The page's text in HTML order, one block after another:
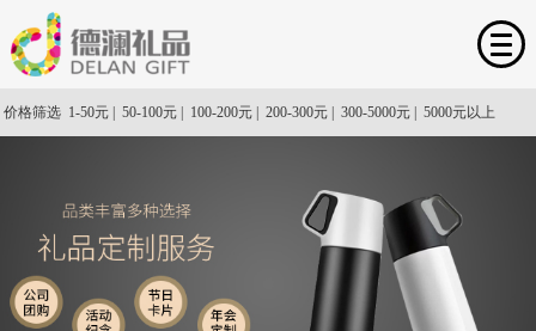
价格筛选 1-50元 50-100元 100-200元 200-300元 300-5000元 5000元以上
首页
定制流程
礼品案例
礼品新闻